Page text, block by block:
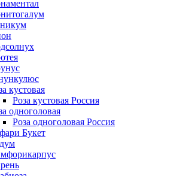
кустовая
Роза кустовая Россия
одноголовая
Роза одноголовая Россия
Букет